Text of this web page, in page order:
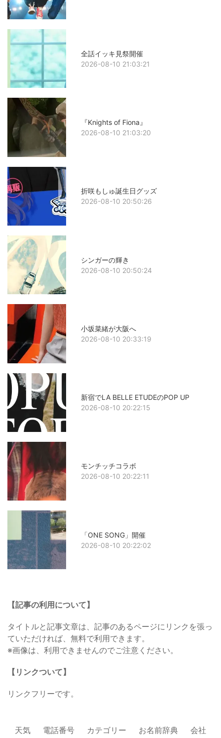
全話イッキ見祭開催
2026-08-10 21:03:21
『Knights of Fiona』
2026-08-10 21:03:20
折咲もしゅ誕生日グッズ
2026-08-10 20:50:26
シンガーの輝き
2026-08-10 20:50:24
小坂菜緒が大阪へ
2026-08-10 20:33:19
新宿でLA BELLE ETUDEのPOP UP
2026-08-10 20:22:15
モンチッチコラボ
2026-08-10 20:22:11
「ONE SONG」開催
2026-08-10 20:22:02
【記事の利用について】
タイトルと記事文章は、記事のあるページにリンクを張っ
ていただければ、無料で利用できます。
※画像は、利用できませんのでご注意ください。
【リンクついて】
リンクフリーです。
天気 電話番号 カテゴリー お名前辞典
会社